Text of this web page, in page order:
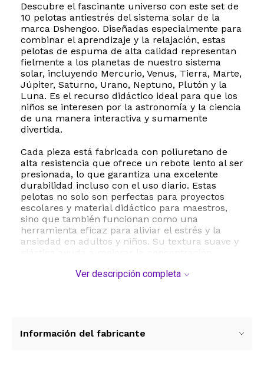
Descubre el fascinante universo con este set de
10 pelotas antiestrés del sistema solar de la
marca Dshengoo. Diseñadas especialmente para
combinar el aprendizaje y la relajación, estas
pelotas de espuma de alta calidad representan
fielmente a los planetas de nuestro sistema
solar, incluyendo Mercurio, Venus, Tierra, Marte,
Júpiter, Saturno, Urano, Neptuno, Plutón y la
Luna. Es el recurso didáctico ideal para que los
niños se interesen por la astronomía y la ciencia
de una manera interactiva y sumamente
divertida.
Cada pieza está fabricada con poliuretano de
alta resistencia que ofrece un rebote lento al ser
presionada, lo que garantiza una excelente
durabilidad incluso con el uso diario. Estas
pelotas no solo son perfectas para proyectos
escolares y material didáctico para maestros,
sino que también funcionan como una
herramienta eficaz para aliviar el estrés y la
ansiedad en adultos y niños. Su textura suave y
rehabilitación para las manos.
temáticas espaciales, cumpleaños o como
Ver descripción completa
Información del fabricante